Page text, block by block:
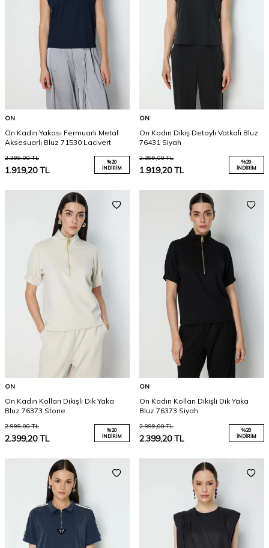
ON
On Kadın Yakası Fermuarlı Metal
Aksesuarlı Bluz 71530 Lacivert
2.399,00TL
1.919,20TL
%20
İNDIRIM
ON
On Kadın Dikiş Detaylı Vatkalı Bluz
76431 Siyah
2.399,00TL
1.919,20TL
%20
İNDIRIM
ON
On Kadın Kolları Dikişli Dik Yaka
Bluz 76373 Stone
2.999,00TL
2.399,20TL
%20
İNDIRIM
ON
On Kadın Kolları Dikişli Dik Yaka
Bluz 76373 Siyah
2.999,00TL
2.399,20TL
%20
İNDIRIM